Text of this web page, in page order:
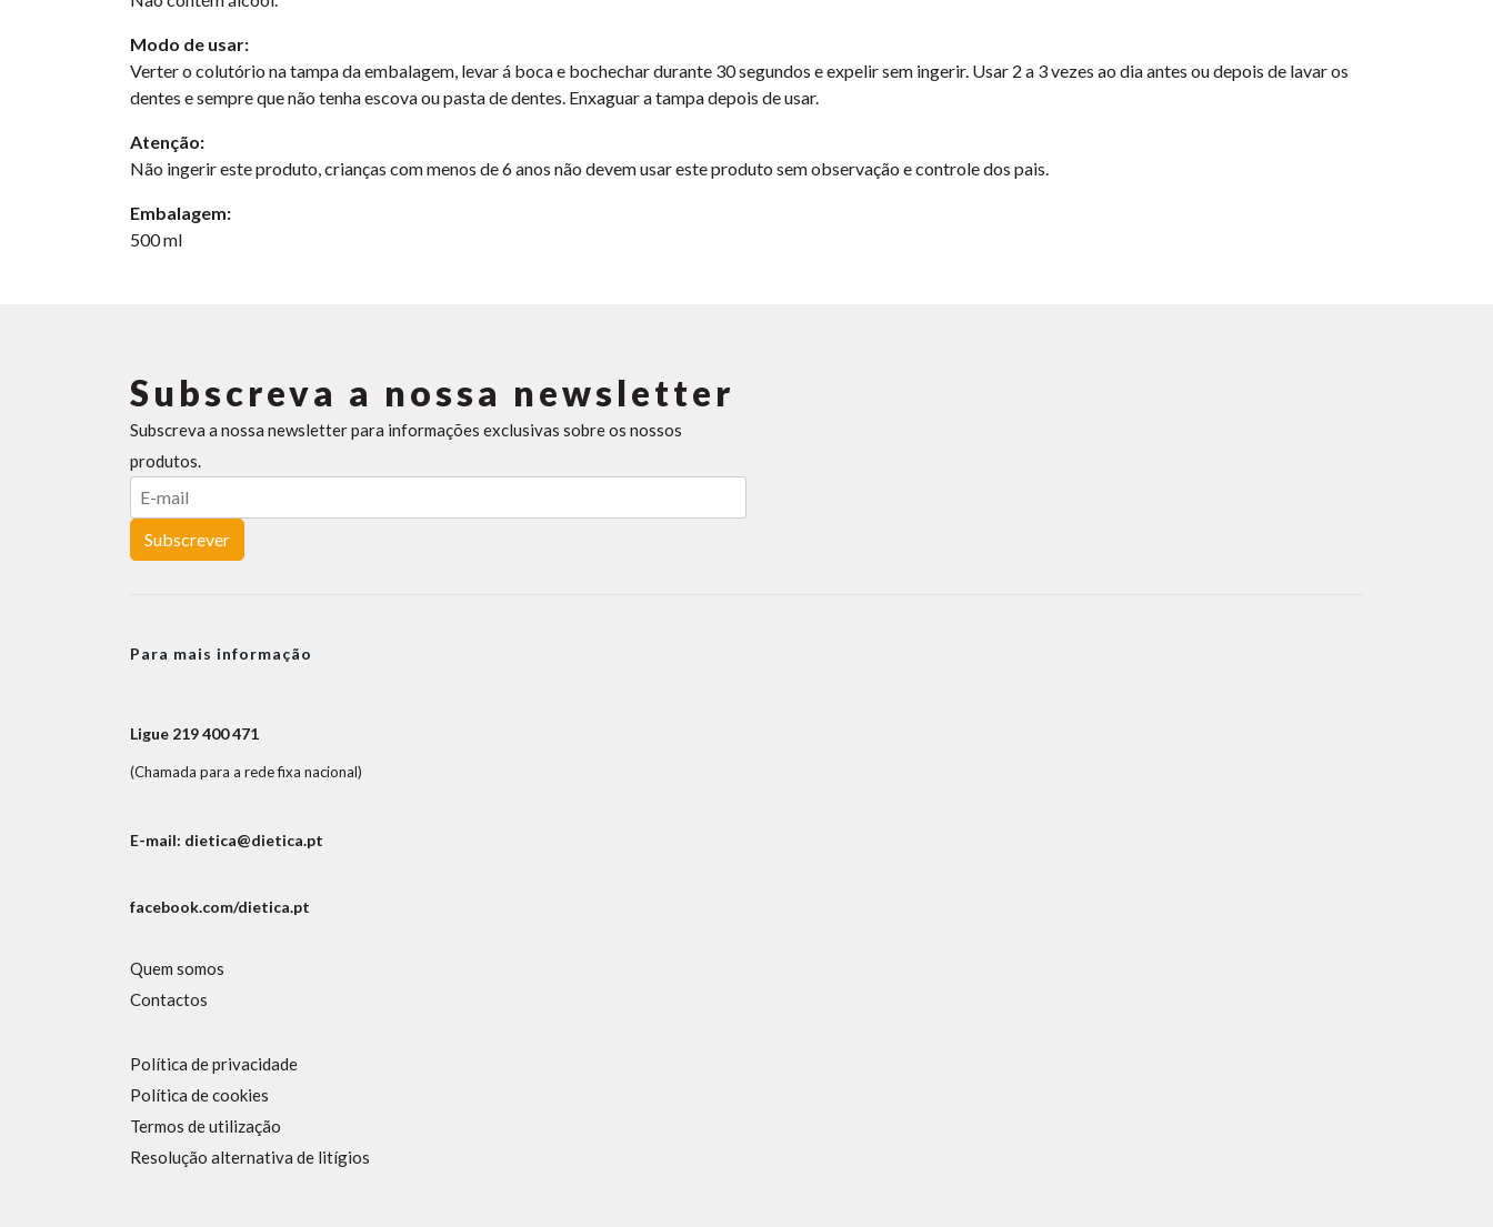
Modo de usar:
Verter o colutório na tampa da embalagem, levar á boca e bochechar durante 30 segundos e expelir sem ingerir. Usar 2 a 3 vezes ao dia antes ou depois de lavar os
dentes e sempre que não tenha escova ou pasta de dentes. Enxaguar a tampa depois de usar.
Atenção:
Não ingerir este produto, crianças com menos de 6 anos não devem usar este produto sem observação e controle dos pais.
Embalagem:
500 ml
Subscreva a nossa newsletter
Subscreva a nossa newsletter para informações exclusivas sobre os nossos
produtos.
Subscrever
Para mais informação
Ligue 219 400 471
(Chamada para a rede fixa nacional)
E-mail: dietica@dietica.pt
facebook.com/dietica.pt
Quem somos
Contactos
Política de privacidade
Política de cookies
Termos de utilização
Resolução alternativa de litígios